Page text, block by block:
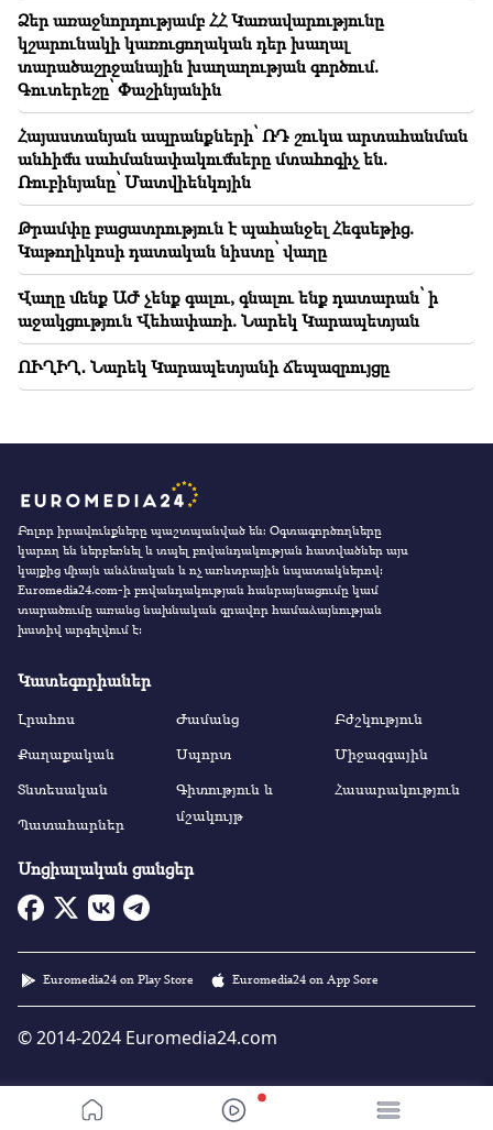
Ձեր առաջնորդությամբ ՀՀ Կառավարությունը
կշարունակի կառուցողական դեր խաղալ
տարածաշրջանային խաղաղության գործում.
Գուտերեշը՝ Փաշինյանին
Հայաստանյան ապրանքների՝ ՌԴ շուկա արտահանման
անհիմն սահմանափակումները մտահոգիչ են.
Ռուբինյանը՝ Մատվիենկոյին
Թրամփը բացատրություն է պահանջել Հեգսեթից.
Կաթողիկոսի դատական նիստը՝ վաղը
Վաղը մենք ԱԺ չենք գալու, գնալու ենք դատարան՝ ի
աջակցություն Վեհափառի. Նարեկ Կարապետյան
ՈՒՂԻՂ․ Նարեկ Կարապետյանի ճեպազրույցը
Բոլոր իրավունքները պաշտպանված են։ Օգտագործողները
կարող են ներբեռնել և տպել բովանդակության հատվածներ այս
կայքից միայն անձնական և ոչ առևտրային նպատակներով:
Euromedia24.com-ի բովանդակության հանրայնացումը կամ
տարածումը առանց նախնական գրավոր համաձայնության
խստիվ արգելվում է:
Կատեգորիաներ
Լրահոս
Քաղաքական
Տնտեսական
Պատահարներ
Ժամանց
Սպորտ
Գիտություն և
մշակույթ
Բժշկություն
Միջազգային
Հասարակություն
Սոցիալական ցանցեր
© 2014-2024 Euromedia24.com
Euromedia24 on Play Store Euromedia24 on App Sore